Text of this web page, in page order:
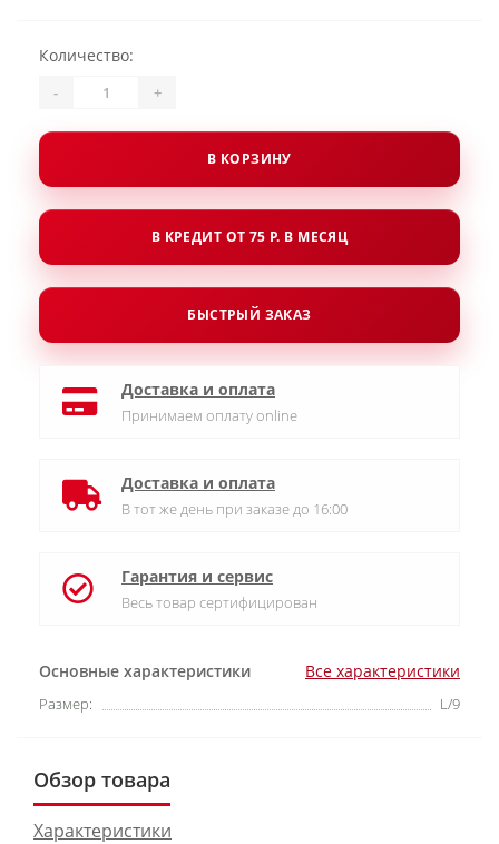
Основные характеристики Все характеристики
Размер: L/9
Количество:
- +
В КОРЗИНУ
В КРЕДИТ ОТ 75 Р. В МЕСЯЦ
БЫСТРЫЙ ЗАКАЗ
Доставка и оплата
Принимаем оплату online
Доставка и оплата
В тот же день при заказе до 16:00
Гарантия и сервис
Весь товар сертифицирован
Обзор товара
Характеристики